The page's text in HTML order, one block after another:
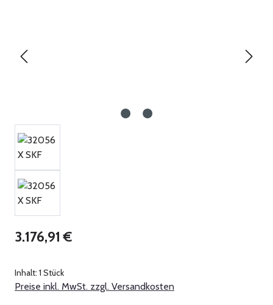
Regulärer Preis:
3.176,91 €
Inhalt: 1 Stück
Preise inkl. MwSt. zzgl. Versandkosten